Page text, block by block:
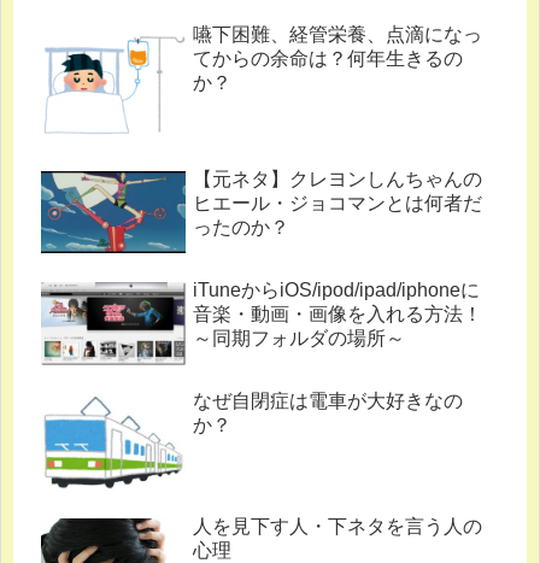
嚥下困難、経管栄養、点滴になっ
てからの余命は？何年生きるの
か？
【元ネタ】クレヨンしんちゃんの
ヒエール・ジョコマンとは何者だ
ったのか？
iTuneからiOS/ipod/ipad/iphoneに
音楽・動画・画像を入れる方法！
～同期フォルダの場所～
なぜ自閉症は電車が大好きなの
か？
人を見下す人・下ネタを言う人の
心理